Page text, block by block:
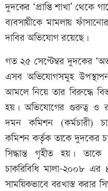
দুদকের ‘প্রাপ্তি শাখা’ থেকে
ব্যবসায়ীকে মামলায়
দাবির অভিযোগ রয়েছে।
গত ২৫ সেপ্টেম্বর দুদকের
এসব অভিযোগসমুহ
আমলে নিয়ে তার বিরুদ্ধে
হয়। অভিযোগের গুরুত্ব ও
দমন কমিশন (কর্মচারী)
কমিশন কর্তৃক তাকে দুদকের
সিদ্ধান্ত গৃহীত হয়।
চাকরিবিধি মালা-২০০৮
সাময়িকভাবে বরখাস্ত করার